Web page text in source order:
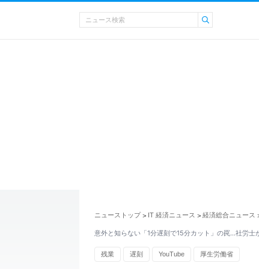
ニューストップ > IT 経済ニュース > 経済総合ニュース
意外と知らない「1分遅刻で15分カット」の罠…社労士
残業 遅刻 YouTube 厚生労働省